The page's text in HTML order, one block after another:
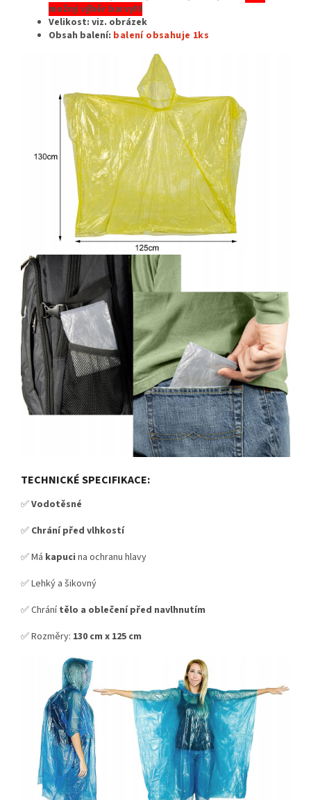
možný výběr barvy!!!
Velikost: viz. obrázek
Obsah balení: balení obsahuje 1ks
TECHNICKÉ SPECIFIKACE:
✅Vodotěsné
✅ Chrání před vlhkostí
✅ Má kapuci na ochranu hlavy
✅ Lehký a šikovný
✅ Chránítělo a oblečení před navlhnutím
✅ Rozměry: 130 cm x 125 cm